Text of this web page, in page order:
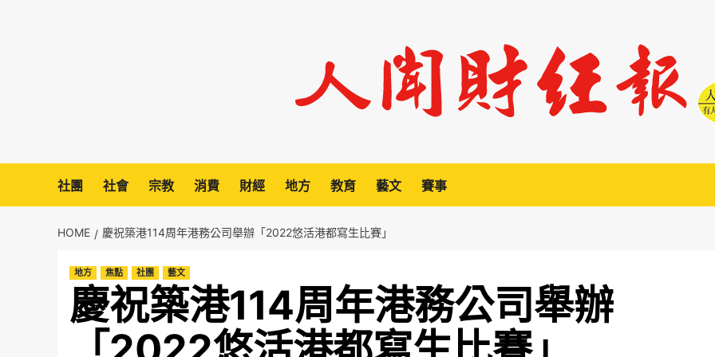
社團 社會 宗教 消費 財經 地方 教育 藝文 賽事
HOME 慶祝築港114周年港務公司舉辦「2022悠活港都寫生比賽」
地方 焦點 社團 藝文
慶祝築港114周年港務公司舉辦